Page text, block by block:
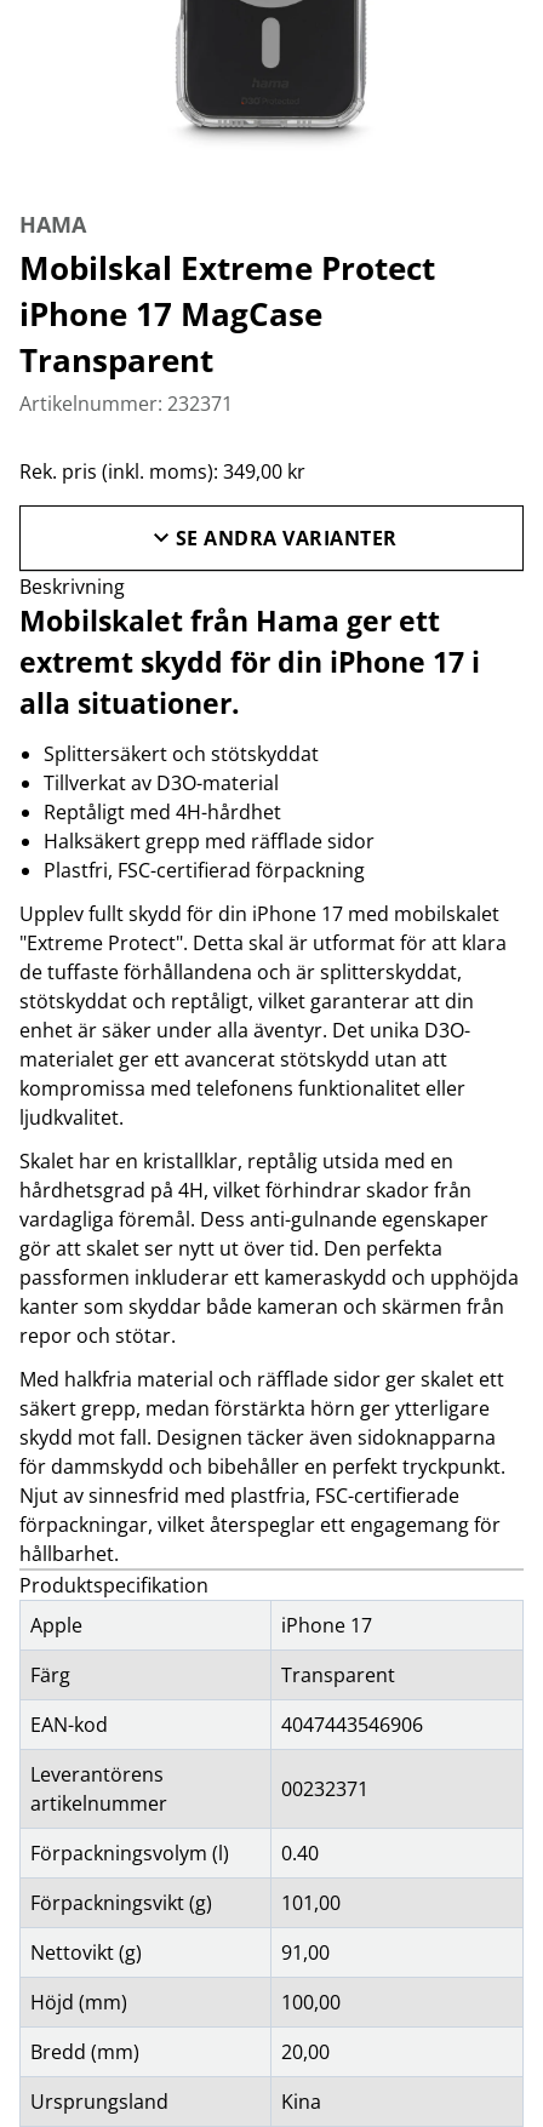
HAMA
Mobilskal Extreme Protect
iPhone 17 MagCase
Transparent
Artikelnummer: 232371
Rek. pris (inkl. moms): 349,00 kr
SE ANDRA VARIANTER
Beskrivning
Mobilskalet från Hama ger ett
extremt skydd för din iPhone 17 i
alla situationer.
Splittersäkert och stötskyddat
Tillverkat av D3O-material
Reptåligt med 4H-hårdhet
Halksäkert grepp med räfflade sidor
Plastfri, FSC-certifierad förpackning
Upplev fullt skydd för din iPhone 17 med mobilskalet
"Extreme Protect". Detta skal är utformat för att klara
de tuffaste förhållandena och är splitterskyddat,
stötskyddat och reptåligt, vilket garanterar att din
enhet är säker under alla äventyr. Det unika D3O-
materialet ger ett avancerat stötskydd utan att
kompromissa med telefonens funktionalitet eller
ljudkvalitet.
Skalet har en kristallklar, reptålig utsida med en
hårdhetsgrad på 4H, vilket förhindrar skador från
vardagliga föremål. Dess anti-gulnande egenskaper
gör att skalet ser nytt ut över tid. Den perfekta
passformen inkluderar ett kameraskydd och upphöjda
kanter som skyddar både kameran och skärmen från
repor och stötar.
Med halkfria material och räfflade sidor ger skalet ett
säkert grepp, medan förstärkta hörn ger ytterligare
skydd mot fall. Designen täcker även sidoknapparna
för dammskydd och bibehåller en perfekt tryckpunkt.
Njut av sinnesfrid med plastfria, FSC-certifierade
förpackningar, vilket återspeglar ett engagemang för
hållbarhet.
Produktspecifikation
Apple
iPhone 17
Färg
Transparent
EAN-kod
4047443546906
Leverantörens
artikelnummer
00232371
Förpackningsvolym (l)
0.40
Förpackningsvikt (g)
101,00
Nettovikt (g)
91,00
Höjd (mm)
100,00
Bredd (mm)
20,00
Ursprungsland
Kina